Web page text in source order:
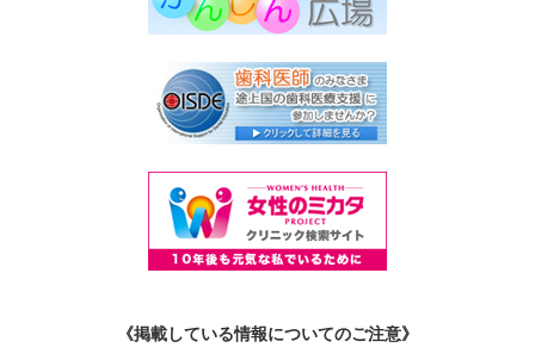
《掲載している情報についてのご注意》